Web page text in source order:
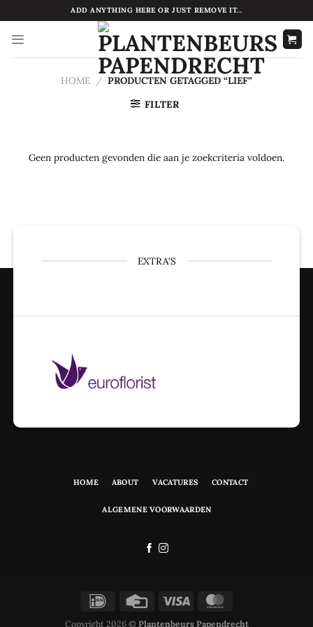
naar
inhoud
ADD ANYTHING HERE OR JUST REMOVE IT...
HOME / PRODUCTEN GETAGGED “LIEF”
FILTER
Geen producten gevonden die aan je zoekcriteria voldoen.
EXTRA'S
HOME ABOUT VACATURES CONTACT
ALGEMENE VOORWAARDEN
Copyright 2026 © Plantenbeurs Papendrecht